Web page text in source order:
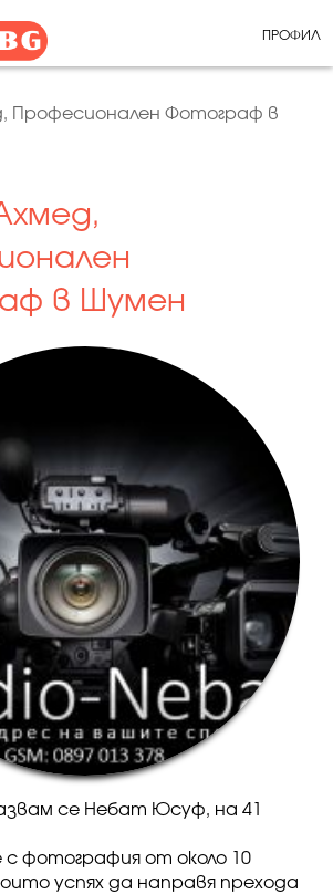
ПРОФИЛ
Професионален Фотограф в
в Шумен
се Небат Юсуф, на 41
фотография от около 10
успях да направя прехода